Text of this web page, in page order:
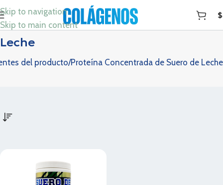
Skip to navigation
Skip to main content
$
Proteína Concentrada de Suero de
Leche
del producto Proteína Concentrada de Suero de Leche